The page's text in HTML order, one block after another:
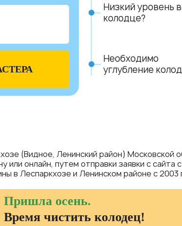
Низкий уровень
колодце?
Необходимо
углубление
(Видное, Ленинский район)
или онлайн, путем отправки заявки с
в Леспаркхозе и Ленинском районе с
Пришла осень.
Время чистить колодец!